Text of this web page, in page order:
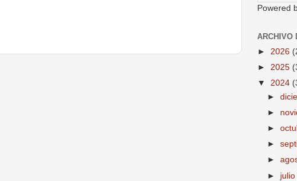
Powered
ARCHIVO
► 2026
► 2025
▼ 2024
►
►
►
►
►
► julio